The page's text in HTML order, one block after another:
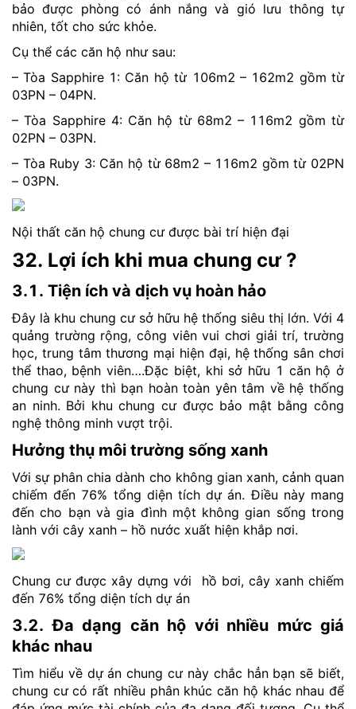
bảo được phòng có ánh nắng và gió lưu thông tự
nhiên, tốt cho sức khỏe.
Cụ thể các căn hộ như sau:
– Tòa Sapphire 1: Căn hộ từ 106m2 – 162m2 gồm từ
03PN – 04PN.
– Tòa Sapphire 4: Căn hộ từ 68m2 – 116m2 gồm từ
02PN – 03PN.
– Tòa Ruby 3: Căn hộ từ 68m2 – 116m2 gồm từ 02PN
– 03PN.
Nội thất căn hộ chung cư được bài trí hiện đại
32. Lợi ích khi mua chung cư ?
3.1. Tiện ích và dịch vụ hoàn hảo
Đây là khu chung cư sở hữu hệ thống siêu thị lớn. Với 4
quảng trường rộng, công viên vui chơi giải trí, trường
học, trung tâm thương mại hiện đại, hệ thống sân chơi
thể thao, bệnh viên….Đặc biệt, khi sở hữu 1 căn hộ ở
chung cư này thì bạn hoàn toàn yên tâm về hệ thống
an ninh. Bởi khu chung cư được bảo mật bằng công
nghệ thông minh vượt trội.
Hưởng thụ môi trường sống xanh
Với sự phân chia dành cho không gian xanh, cảnh quan
chiếm đến 76% tổng diện tích dự án. Điều này mang
đến cho bạn và gia đình một không gian sống trong
lành với cây xanh – hồ nước xuất hiện khắp nơi.
Chung cư được xây dựng với hồ bơi, cây xanh chiếm
đến 76% tổng diện tích dự án
3.2. Đa dạng căn hộ với nhiều mức giá
khác nhau
Tìm hiểu về dự án chung cư này chắc hẳn bạn sẽ biết,
chung cư có rất nhiều phân khúc căn hộ khác nhau để